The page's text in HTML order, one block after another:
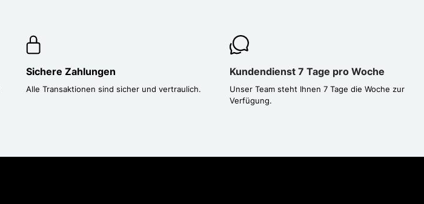
Sichere Zahlungen
Alle Transaktionen sind sicher und vertraulich.
Kundendienst 7 Tage pro Woche
Unser Team steht Ihnen 7 Tage die Woche zur
Verfügung.